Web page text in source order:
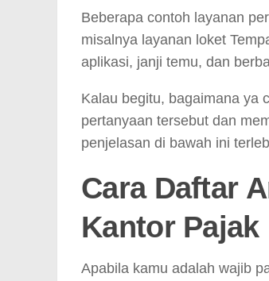
Beberapa contoh layanan
misalnya layanan loket
aplikasi, janji temu, dan
Kalau begitu, bagaimana ya
pertanyaan tersebut dan
penjelasan di bawah ini
Cara Daftar
Kantor Pajak
Apabila kamu adalah wajib